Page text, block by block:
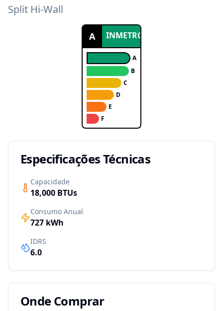
Split Hi-Wall
A INMETRO
A
B
C
D
E
F
Especificações Técnicas
Capacidade
18,000 BTUs
Consumo Anual
727 kWh
IDRS
6.0
Onde Comprar